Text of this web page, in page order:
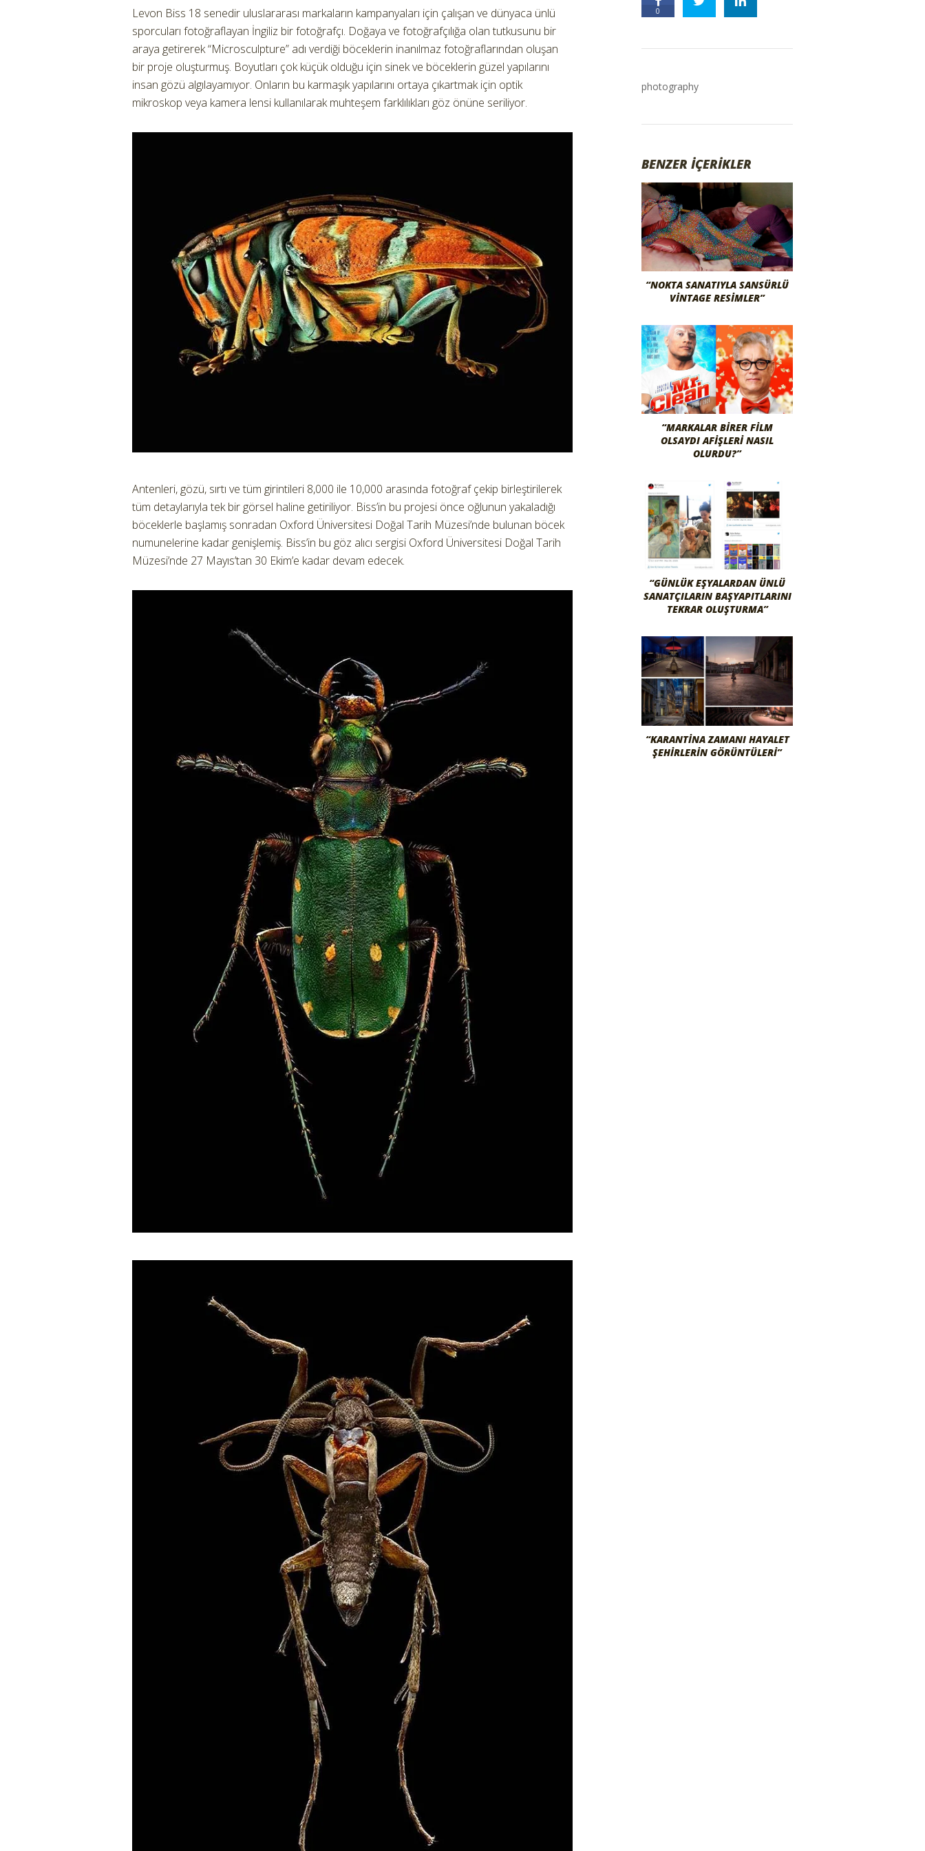
Levon Biss 18 senedir uluslararası markaların kampanyaları için çalışan ve dünyaca ünlü
sporcuları fotoğraflayan İngiliz bir fotoğrafçı. Doğaya ve fotoğrafçılığa olan tutkusunu bir
araya getirerek “Microsculpture” adı verdiği böceklerin inanılmaz fotoğraflarından oluşan
bir proje oluşturmuş. Boyutları çok küçük olduğu için sinek ve böceklerin güzel yapılarını
insan gözü algılayamıyor. Onların bu karmaşık yapılarını ortaya çıkartmak için optik
mikroskop veya kamera lensi kullanılarak muhteşem farklılıkları göz önüne seriliyor.
Antenleri, gözü, sırtı ve tüm girintileri 8,000 ile 10,000 arasında fotoğraf çekip birleştirilerek
tüm detaylarıyla tek bir görsel haline getiriliyor. Biss’in bu projesi önce oğlunun yakaladığı
böceklerle başlamış sonradan Oxford Üniversitesi Doğal Tarih Müzesi’nde bulunan böcek
numunelerine kadar genişlemiş. Biss’in bu göz alıcı sergisi Oxford Üniversitesi Doğal Tarih
Müzesi’nde 27 Mayıs’tan 30 Ekim’e kadar devam edecek.
0
photography
BENZER İÇERİKLER
“NOKTA SANATIYLA SANSÜRLÜ
VINTAGE RESIMLER”
“MARKALAR BIRER FILM
OLSAYDI AFIŞLERI NASIL
OLURDU?”
“GÜNLÜK EŞYALARDAN ÜNLÜ
SANATÇILARIN BAŞYAPITLARINI
TEKRAR OLUŞTURMA”
“KARANTINA ZAMANI HAYALET
ŞEHIRLERIN GÖRÜNTÜLERI”